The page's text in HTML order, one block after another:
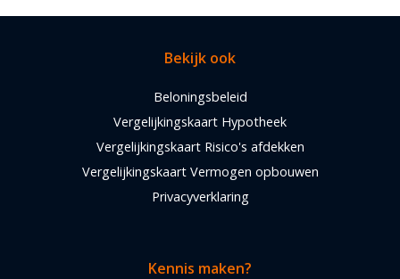
Bekijk ook
Beloningsbeleid
Vergelijkingskaart Hypotheek
Vergelijkingskaart Risico's afdekken
Vergelijkingskaart Vermogen opbouwen
Privacyverklaring
Kennis maken?